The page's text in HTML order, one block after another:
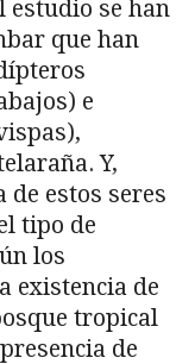
estudio se han
que han
e
Y,
de estos seres
tipo de
los
existencia de
tropical
de